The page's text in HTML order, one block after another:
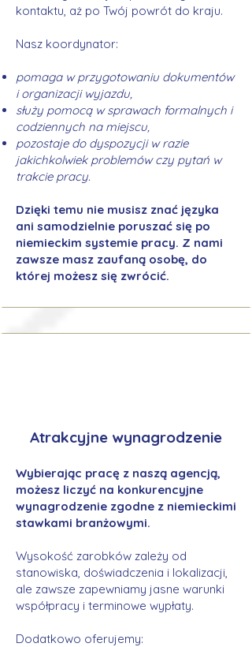
kontaktu, aż po Twój powrót do kraju.
Nasz koordynator:
pomaga w przygotowaniu dokumentów
i organizacji wyjazdu,
służy pomocą w sprawach formalnych i
codziennych na miejscu,
pozostaje do dyspozycji w razie
jakichkolwiek problemów czy pytań w
trakcie pracy.
Dzięki temu nie musisz znać języka
ani samodzielnie poruszać się po
niemieckim systemie pracy. Z nami
zawsze masz zaufaną osobę, do
której możesz się zwrócić.
Atrakcyjne wynagrodzenie
Wybierając pracę z naszą agencją,
możesz liczyć na konkurencyjne
wynagrodzenie zgodne z niemieckimi
stawkami branżowymi.
Wysokość zarobków zależy od
stanowiska, doświadczenia i lokalizacji,
ale zawsze zapewniamy jasne warunki
współpracy i terminowe wypłaty.
Dodatkowo oferujemy: